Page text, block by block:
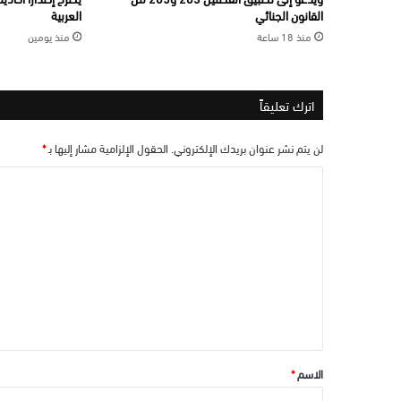
القانون الجنائي
منذ 18 ساعة
العربية
منذ يومين
اترك تعليقاً
لن يتم نشر عنوان بريدك الإلكتروني. الحقول الإلزامية مشار إليها بـ*
*الاسم*